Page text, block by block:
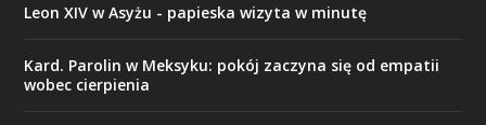
Leon XIV w Asyżu - papieska wizyta w minutę
Kard. Parolin w Meksyku: pokój zaczyna się od empatii
wobec cierpienia